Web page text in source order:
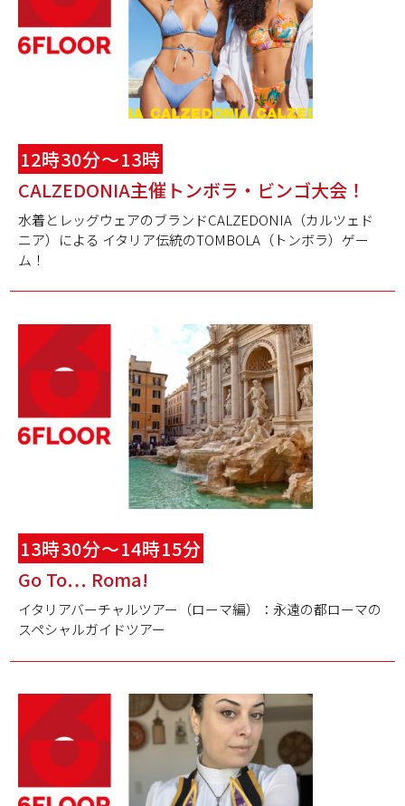
12時30分～13時
CALZEDONIA主催トンボラ・ビンゴ大会！
水着とレッグウェアのブランドCALZEDONIA（カルツェド
ニア）による イタリア伝統のTOMBOLA（トンボラ）ゲー
ム！
13時30分～14時15分
Go To… Roma!
イタリアバーチャルツアー（ローマ編）：永遠の都ローマの
スペシャルガイドツアー